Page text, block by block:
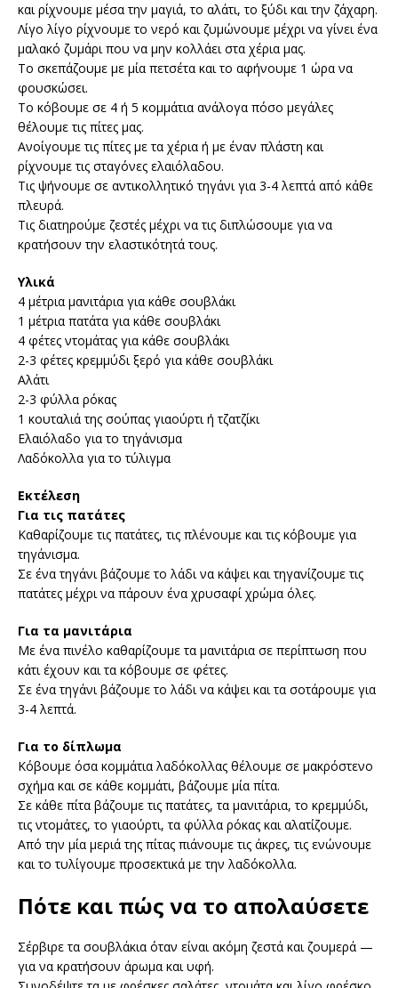
και ρίχνουμε μέσα την μαγιά, το αλάτι, το ξύδι και την ζάχαρη.
Λίγο λίγο ρίχνουμε το νερό και ζυμώνουμε μέχρι να γίνει ένα
μαλακό ζυμάρι που να μην κολλάει στα χέρια μας.
Το σκεπάζουμε με μία πετσέτα και το αφήνουμε 1 ώρα να
φουσκώσει.
Το κόβουμε σε 4 ή 5 κομμάτια ανάλογα πόσο μεγάλες
θέλουμε τις πίτες μας.
Ανοίγουμε τις πίτες με τα χέρια ή με έναν πλάστη και
ρίχνουμε τις σταγόνες ελαιόλαδου.
Τις ψήνουμε σε αντικολλητικό τηγάνι για 3-4 λεπτά από κάθε
πλευρά.
Τις διατηρούμε ζεστές μέχρι να τις διπλώσουμε για να
κρατήσουν την ελαστικότητά τους.
Υλικά
4 μέτρια μανιτάρια για κάθε σουβλάκι
1 μέτρια πατάτα για κάθε σουβλάκι
4 φέτες ντομάτας για κάθε σουβλάκι
2-3 φέτες κρεμμύδι ξερό για κάθε σουβλάκι
Αλάτι
2-3 φύλλα ρόκας
1 κουταλιά της σούπας γιαούρτι ή τζατζίκι
Ελαιόλαδο για το τηγάνισμα
Λαδόκολλα για το τύλιγμα
Εκτέλεση
Για τις πατάτες
Καθαρίζουμε τις πατάτες, τις πλένουμε και τις κόβουμε για
τηγάνισμα.
Σε ένα τηγάνι βάζουμε το λάδι να κάψει και τηγανίζουμε τις
πατάτες μέχρι να πάρουν ένα χρυσαφί χρώμα όλες.
Για τα μανιτάρια
Με ένα πινέλο καθαρίζουμε τα μανιτάρια σε περίπτωση που
κάτι έχουν και τα κόβουμε σε φέτες.
Σε ένα τηγάνι βάζουμε το λάδι να κάψει και τα σοτάρουμε για
3-4 λεπτά.
Για το δίπλωμα
Κόβουμε όσα κομμάτια λαδόκολλας θέλουμε σε μακρόστενο
σχήμα και σε κάθε κομμάτι, βάζουμε μία πίτα.
Σε κάθε πίτα βάζουμε τις πατάτες, τα μανιτάρια, το κρεμμύδι,
τις ντομάτες, το γιαούρτι, τα φύλλα ρόκας και αλατίζουμε.
Από την μία μεριά της πίτας πιάνουμε τις άκρες, τις ενώνουμε
και το τυλίγουμε προσεκτικά με την λαδόκολλα.
Πότε και πώς να το απολαύσετε
Σέρβιρε τα σουβλάκια όταν είναι ακόμη ζεστά και ζουμερά —
για να κρατήσουν άρωμα και υφή.